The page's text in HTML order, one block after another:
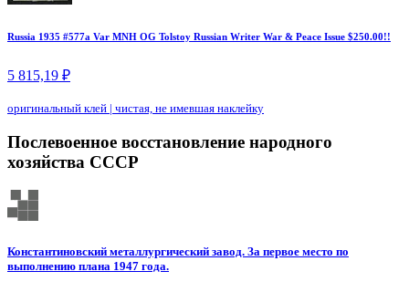
Russia 1935 #577a Var MNH OG Tolstoy Russian Writer War & Peace Issue $250.00!!
5 815,19 ₽
оригинальный клей | чистая, не имевшая наклейку
Послевоенное восстановление народного
хозяйства СССР
Константиновский металлургический завод. За первое место по
выполнению плана 1947 года.